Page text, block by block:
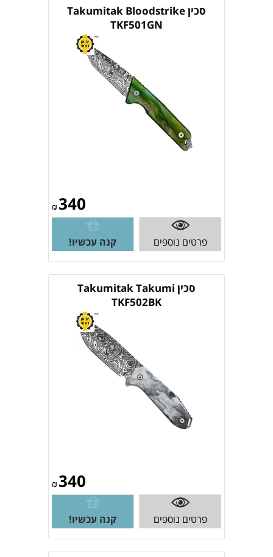
סכין Takumitak Bloodstrike
TKF501GN
₪340
פרטים נוספים קנה עכשיו!
סכין Takumitak Takumi
TKF502BK
₪340
פרטים נוספים קנה עכשיו!